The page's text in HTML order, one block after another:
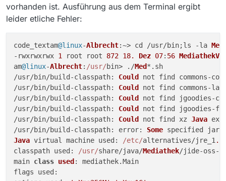
vorhanden ist. Ausführung aus dem Terminal ergibt
leider etliche Fehler:
code_textam@linux-Albrecht:~> cd /usr/bin;ls -la Me
-rwxrwxrwx 1 root root 872 18. Dez 07: 56
am@linux-Albrecht: /usr/bin> ./Med*. sh
/usr/bin/build-classpath: Could
not find commons-
/usr/bin/build-classpath: Could
not find commons-
/usr/bin/build-classpath: Could
not find jgoodies-
/usr/bin/build-classpath: Could
not find jgoodies-
/usr/bin/build-classpath: Could not find xz Java
/usr/bin/build-classpath: error: Some
Java virtual machine used : /etc/alternatives/jre_1.8
classpath used : /usr/share/java/Mediathek/jide-oss-
main class used : mediathek.Main
flags used :